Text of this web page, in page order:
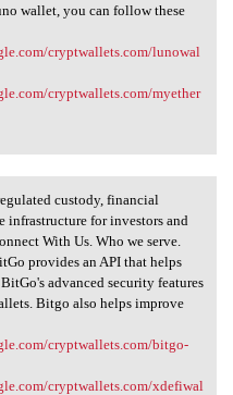
wallet, you can follow these
cryptwallets.com/lunowal
cryptwallets.com/myether
regulated
custody, financial
infrastructure for investors and
With Us. Who we serve.
provides an API that helps
advanced security features
Bitgo also helps improve
cryptwallets.com/bitgo-
cryptwallets.com/xdefiwal